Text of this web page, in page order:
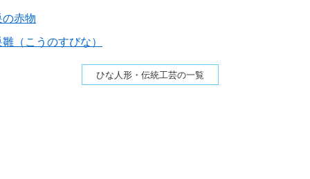
の赤物
（こうのすびな）
ひな人形・伝統工芸の一覧